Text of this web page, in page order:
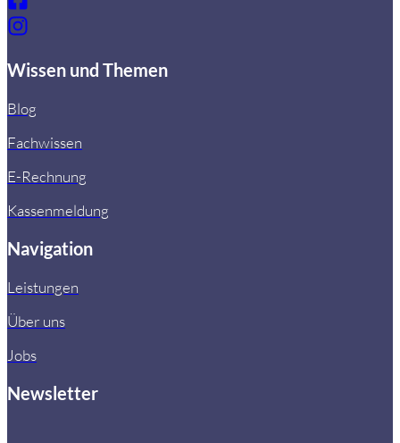
Wissen und Themen
Blog
Fachwissen
E-Rechnung
Kassenmeldung
Navigation
Leistungen
Über uns
Jobs
Newsletter